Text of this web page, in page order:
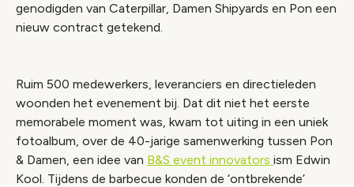
genodigden van Caterpillar, Damen Shipyards en Pon een
nieuw contract getekend.
Ruim 500 medewerkers, leveranciers en directieleden
woonden het evenement bij. Dat dit niet het eerste
memorabele moment was, kwam tot uiting in een uniek
fotoalbum, over de 40-jarige samenwerking tussen Pon
& Damen, een idee van B&S event innovators ism Edwin
Kool. Tijdens de barbecue konden de ‘ontbrekende’